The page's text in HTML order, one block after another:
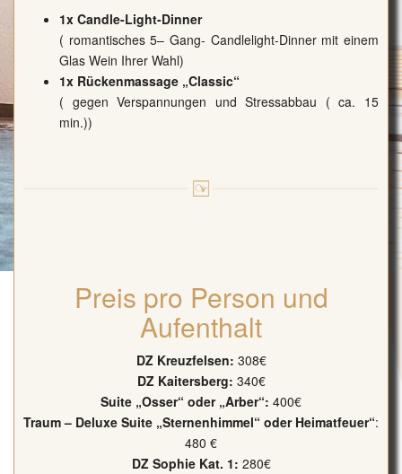
1x Candle-Light-Dinner
( romantisches 5– Gang- Candlelight-Dinner mit einem
Glas Wein Ihrer Wahl)
1x Rückenmassage „Classic“
( gegen Verspannungen und Stressabbau ( ca. 15
min.))
Preis pro Person und
Aufenthalt
DZ Kreuzfelsen: 308€
DZ Kaitersberg: 340€
Suite „Osser“ oder „Arber“: 400€
Traum – Deluxe Suite „Sternenhimmel“ oder Heimatfeuer“:
480 €
DZ Sophie Kat. 1: 280€